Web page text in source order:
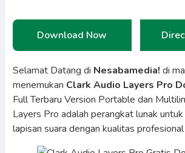
Download Now
Selamat Datang di Nesabamedia! di
menemukan Clark Audio Layers Pro
Full Terbaru Version Portable dan
Layers Pro adalah perangkat lunak
lapisan suara dengan kualitas